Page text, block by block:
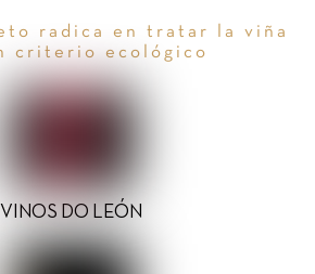
radica en tratar la viña
criterio ecológico
VINOS DO LEÓN